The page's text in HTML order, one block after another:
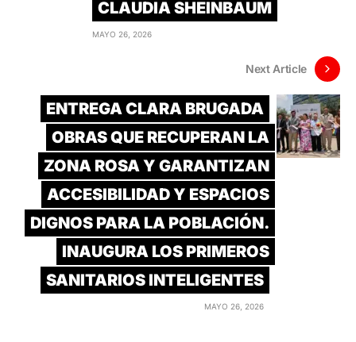
CLAUDIA SHEINBAUM
MAYO 26, 2026
Next Article
ENTREGA CLARA BRUGADA
OBRAS QUE RECUPERAN LA
ZONA ROSA Y GARANTIZAN
ACCESIBILIDAD Y ESPACIOS
DIGNOS PARA LA POBLACIÓN.
INAUGURA LOS PRIMEROS
SANITARIOS INTELIGENTES
MAYO 26, 2026